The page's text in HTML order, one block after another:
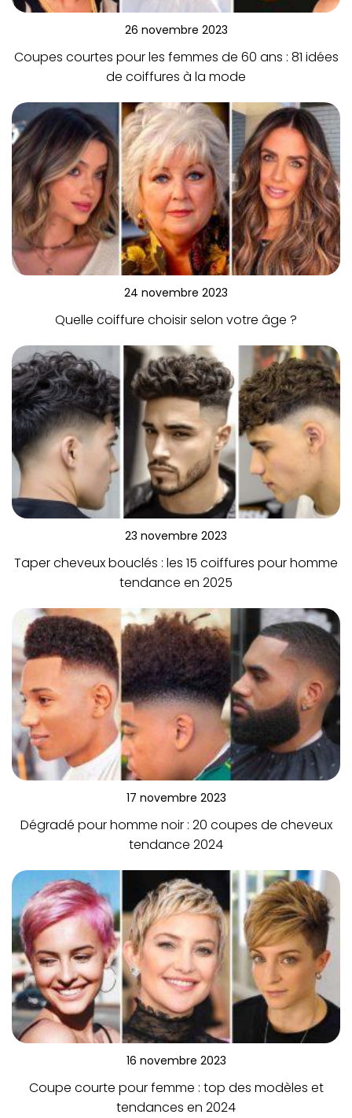
26 novembre 2023
Coupes courtes pour les femmes de 60 ans : 81 idées
de coiffures à la mode
24 novembre 2023
Quelle coiffure choisir selon votre âge ?
23 novembre 2023
Taper cheveux bouclés : les 15 coiffures pour homme
tendance en 2025
17 novembre 2023
Dégradé pour homme noir : 20 coupes de cheveux
tendance 2024
16 novembre 2023
Coupe courte pour femme : top des modèles et
tendances en 2024